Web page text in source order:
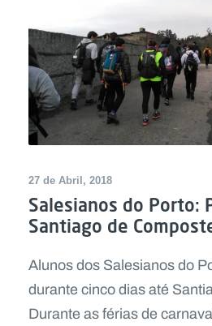
27 de Abril, 2018
Salesianos do Porto:
Santiago de
Alunos dos Salesianos do
durante cinco dias até
Durante as férias de